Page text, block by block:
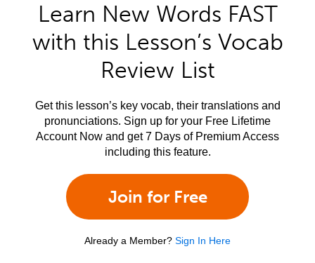
Learn New Words FAST
with this Lesson’s Vocab
Review List
Get this lesson’s key vocab, their translations and
pronunciations. Sign up for your Free Lifetime
Account Now and get 7 Days of Premium Access
including this feature.
Join for Free
Already a Member? Sign In Here